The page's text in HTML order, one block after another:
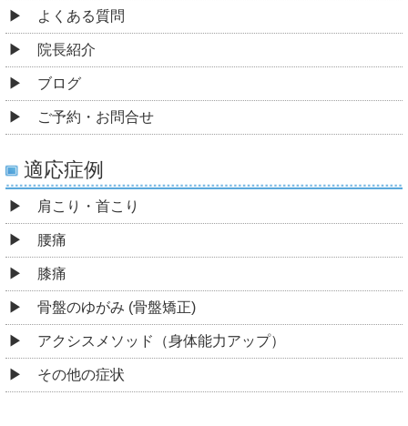
よくある質問
院長紹介
ブログ
ご予約・お問合せ
適応症例
肩こり・首こり
腰痛
膝痛
骨盤のゆがみ (骨盤矯正)
アクシスメソッド（身体能力アップ）
その他の症状